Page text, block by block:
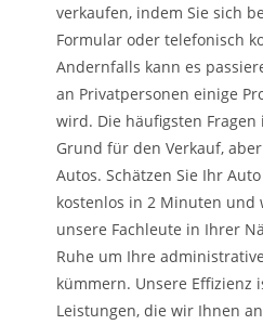
verkaufen, indem Sie sich
Formular oder telefonisch
Andernfalls kann es
an Privatpersonen einige
wird. Die häufigsten
Grund für den Verkauf,
Autos. Schätzen Sie Ihr
kostenlos in 2 Minuten und
unsere Fachleute in Ihrer
Ruhe um Ihre
kümmern. Unsere Effizienz
Leistungen, die wir Ihnen